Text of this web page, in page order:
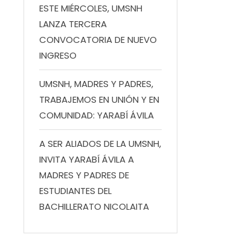
ESTE MIÉRCOLES, UMSNH
LANZA TERCERA
CONVOCATORIA DE NUEVO
INGRESO
UMSNH, MADRES Y PADRES,
TRABAJEMOS EN UNIÓN Y EN
COMUNIDAD: YARABÍ ÁVILA
A SER ALIADOS DE LA UMSNH,
INVITA YARABÍ ÁVILA A
MADRES Y PADRES DE
ESTUDIANTES DEL
BACHILLERATO NICOLAITA